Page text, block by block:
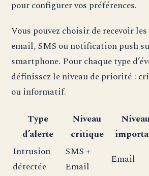
pour configurer vos préférences.
Vous pouvez choisir de recevoir
email, SMS ou notification push
smartphone. Pour chaque type
définissez le niveau de priorité :
ou informatif.
Type
d’alerte
Niveau
critique
Intrusion
détectée
SMS +
Email
Email